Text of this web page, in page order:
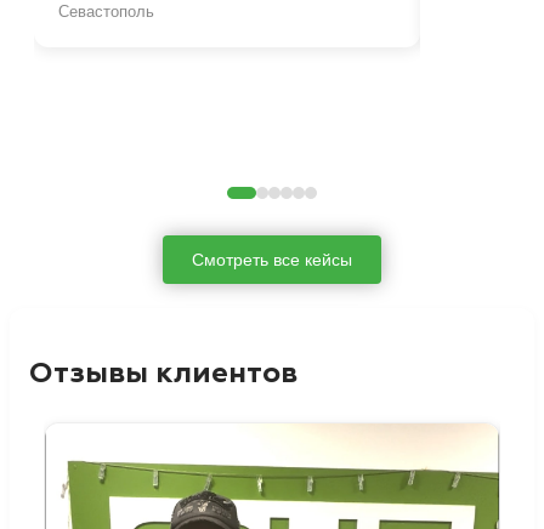
Севастополь
Смотреть все кейсы
Отзывы клиентов